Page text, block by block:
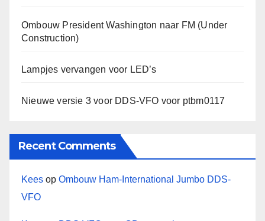
Ombouw President Washington naar FM (Under
Construction)
Lampjes vervangen voor LED’s
Nieuwe versie 3 voor DDS-VFO voor ptbm0117
Recent Comments
Kees op Ombouw Ham-International Jumbo DDS-
VFO